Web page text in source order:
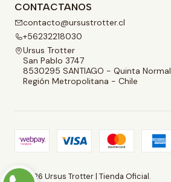
CONTACTANOS
contacto@ursustrotter.cl
+56232218030
Ursus Trotter
San Pablo 3747
8530295 SANTIAGO - Quinta Normal
Región Metropolitana - Chile
2026 Ursus Trotter | Tienda Oficial.